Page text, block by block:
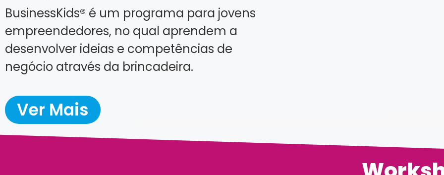
BusinessKids® é um programa para jovens
empreendedores, no qual aprendem a
desenvolver ideias e competências de
negócio através da brincadeira.
Ver Mais